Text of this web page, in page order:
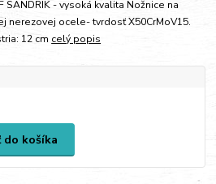
SANDRIK - vysoká kvalita Nožnice na
nerezovej ocele- tvrdosť X50CrMoV15.
12 cm celý popis
do košíka